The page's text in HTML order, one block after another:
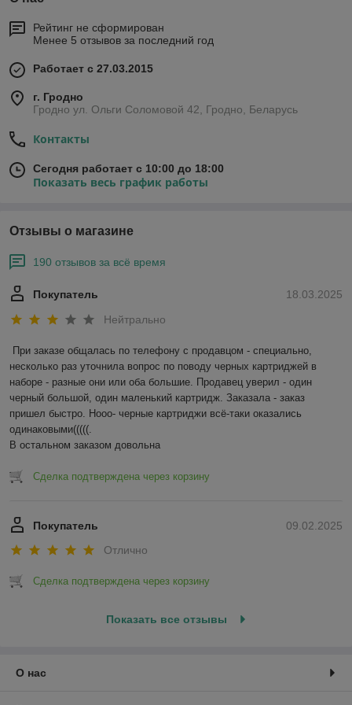
Рейтинг не сформирован
Менее 5 отзывов за последний год
Работает с 27.03.2015
г. Гродно
Гродно ул. Ольги Соломовой 42, Гродно, Беларусь
Контакты
Сегодня работает с 10:00 до 18:00
Показать весь график работы
Отзывы о магазине
190 отзывов за всё время
18.03.2025
Покупатель
Нейтрально
При заказе общалась по телефону с продавцом - специально,
несколько раз уточнила вопрос по поводу черных картриджей в
наборе - разные они или оба большие. Продавец уверил - один
черный большой, один маленький картридж. Заказала - заказ
пришел быстро. Нооо- черные картриджи всё-таки оказались
одинаковыми(((((.
В остальном заказом довольна
Сделка подтверждена через корзину
09.02.2025
Покупатель
Отлично
Сделка подтверждена через корзину
Показать все отзывы
О нас